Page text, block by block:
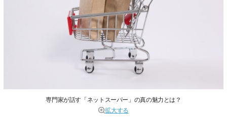
専門家が話す「ネットスーパー」の真の魅力とは？
拡大する